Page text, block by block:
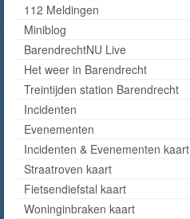
112 Meldingen
Miniblog
BarendrechtNU Live
Het weer in Barendrecht
Treintijden station Barendrecht
Incidenten
Evenementen
Incidenten & Evenementen kaart
Straatroven kaart
Fietsendiefstal kaart
Woninginbraken kaart